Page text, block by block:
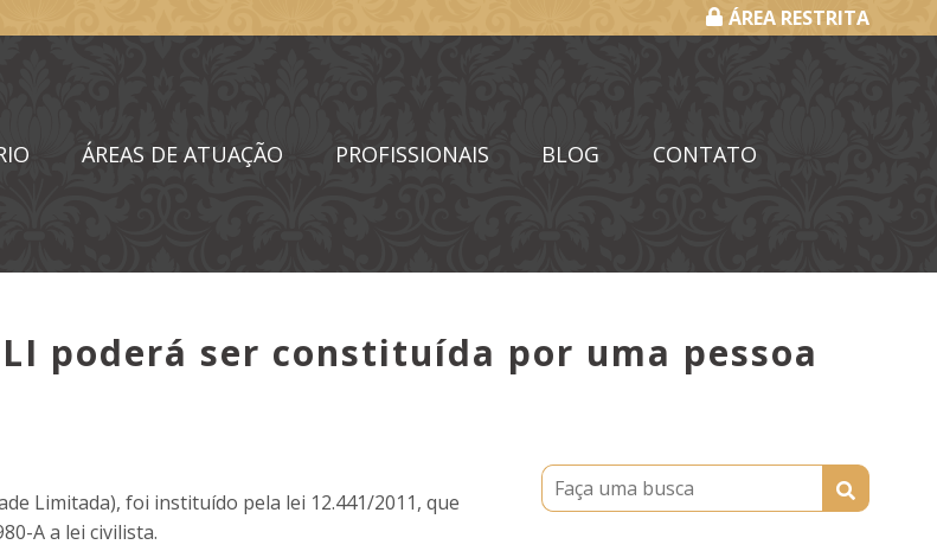
ÁREA RESTRITA
ÁREAS DE ATUAÇÃO PROFISSIONAIS BLOG CONTATO
poderá ser constituída por uma pessoa
Limitada), foi instituído pela lei 12.441/2011, que
A a lei civilista.